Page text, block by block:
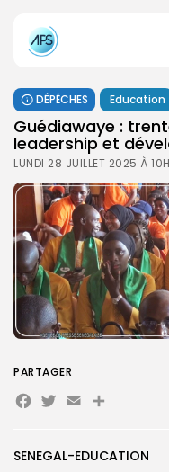
for:
DÉPÊCHES Education
Guédiawaye :
leadership et
LUNDI 28 JUILLET 2025 À
SENEGAL-EDUCATION
PARTAGER
Facebook
Twitter
Email